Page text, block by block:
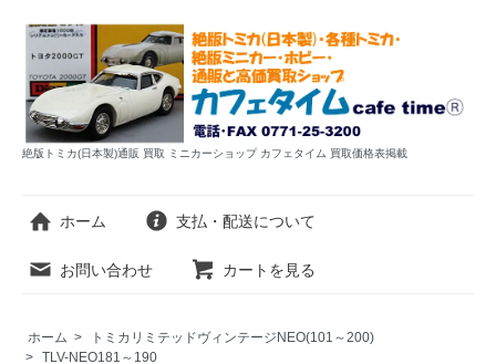
絶版トミカ(日本製)通販 買取 ミニカーショップ カフェタイム 買取価格表掲載
ホーム 支払・配送について
お問い合わせ カートを見る
ホーム >
トミカリミテッドヴィンテージNEO(101～200)
> TLV-NEO181～190